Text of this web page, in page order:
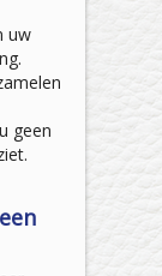
uw
geen